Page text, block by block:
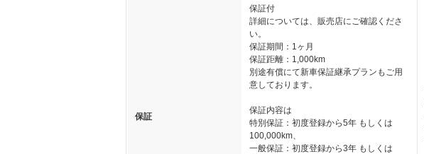
保証
保証付
詳細については、販売店にご確認くださ
い。
保証期間：1ヶ月
保証距離：1,000km
別途有償にて新車保証継承プランもご用
意しております。
保証内容は
特別保証：初度登録から5年 もしくは
100,000km、
一般保証：初度登録から3年 もしくは